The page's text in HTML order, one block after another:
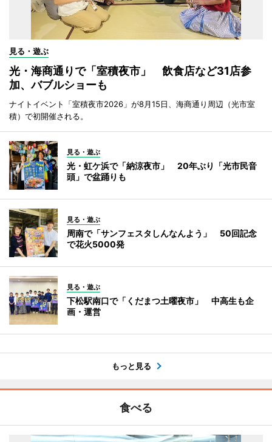
見る・遊ぶ
光・海商通りで「室積夜市」 飲食店など31店参
加、バブルショーも
ナイトイベント「室積夜市2026」が8月15日、海商通り周辺（光市室
積）で初開催される。
見る・遊ぶ
光・虹ケ浜で「納涼夜市」 20年ぶり「光市民音
頭」で盆踊りも
見る・遊ぶ
周南で「サンフェスタしんなんよう」 50回記念
で花火5000発
見る・遊ぶ
下松駅南口で「くだまつ土曜夜市」 中高生も企
画・運営
もっと見る
食べる